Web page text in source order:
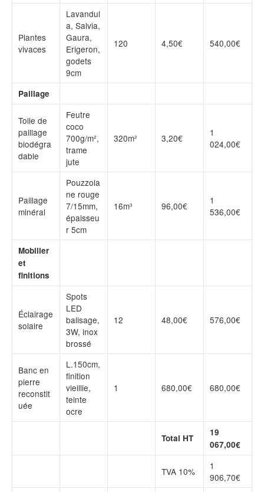
Plantes
vivaces
Lavandul
a, Salvia,
Gaura,
Erigeron,
godets
9cm
120 4,50€ 540,00€
Paillage
Toile de
paillage
biodégra
dable
Feutre
coco
700g/m²,
trame
jute
320m² 3,20€
1
024,00€
Paillage
minéral
Pouzzola
ne rouge
7/15mm,
épaisseu
r 5cm
16m³ 96,00€
1
536,00€
Mobilier
et
finitions
Éclairage
solaire
Spots
LED
balisage,
3W, inox
brossé
12 48,00€ 576,00€
Banc en
pierre
reconstit
uée
L.150cm,
finition
vieillie,
teinte
ocre
1 680,00€ 680,00€
Total HT
19
067,00€
TVA 10%
1
906,70€